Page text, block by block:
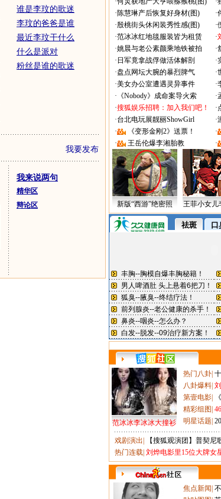
谁是李玟的歌迷
李玟的爸爸是谁
最近李玟干什么
什么是派对
粉丝是谁的歌迷
我要发布
我来说两句
精华区
辩论区
·陈慧琳产后恢复好身材(图) ·
·殷桃街头休闲装秀性感(图) ·
·范冰冰红地毯服装皆为租赁 ·
·姚晨与老公素颜乘地铁被拍 ·
· 日军竟拿战俘做活体解剖 ·
·盘点网坛大腕的暴烈脾气 ·
·美女办公室遭遇灵异事件 ·
· 《Nobody》成命案导火索 ·
·搜狐娱乐招聘：加入我们吧！ ·
·台北电玩展靓丽ShowGirl ·
·
《变形金刚2》送票！ ·
·
王岳伦爆李湘胎教 ·
新版“西游”绝密照 王菲小女儿
范冰冰李冰冰大撞衫
热门八卦
八卦爆料
第壹电影
精彩组图
明星话题
戏剧演出
【搜狐观演团】普契
热门连载 刘烨电影里15位大牌女
焦点新闻